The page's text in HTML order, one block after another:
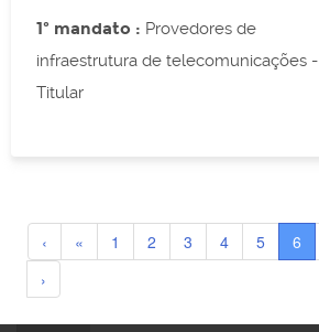
1º mandato : Provedores de
infraestrutura de telecomunicações -
Titular
‹ « 1 2 3 4 5 6
›